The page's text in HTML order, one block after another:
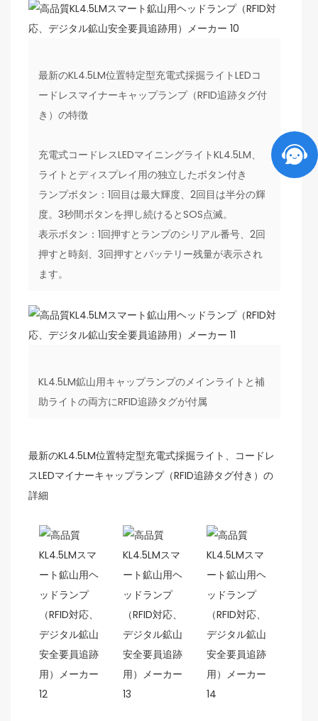
最新のKL4.5LM位置特定型充電式採掘ライトLEDコ
ードレスマイナーキャップランプ（RFID追跡タグ付
き）の特徴
充電式コードレスLEDマイニングライトKL4.5LM、
ライトとディスプレイ用の独立したボタン付き
ランプボタン：1回目は最大輝度、2回目は半分の輝
度。3秒間ボタンを押し続けるとSOS点滅。
表示ボタン：1回押すとランプのシリアル番号、2回
押すと時刻、3回押すとバッテリー残量が表示され
ます。
KL4.5LM鉱山用キャップランプのメインライトと補
助ライトの両方にRFID追跡タグが付属
最新のKL4.5LM位置特定型充電式採掘ライト、コードレ
スLEDマイナーキャップランプ（RFID追跡タグ付き）の
詳細